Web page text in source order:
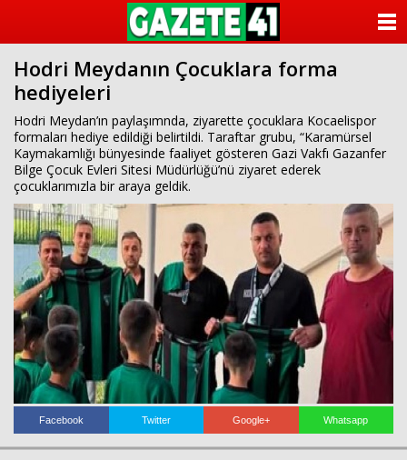
Hodri Meydanın Çocuklara forma
hediyeleri
Hodri Meydan’ın paylaşımnda, ziyarette çocuklara Kocaelispor
formaları hediye edildiği belirtildi. Taraftar grubu, “Karamürsel
Kaymakamlığı bünyesinde faaliyet gösteren Gazi Vakfı Gazanfer
Bilge Çocuk Evleri Sitesi Müdürlüğü’nü ziyaret ederek
çocuklarımızla bir araya geldik.
Facebook Twitter Google+ Whatsapp
KATEGORİLER
ANKETLER
VİDEO GALERİ
KÜNYE
İLETİŞİM